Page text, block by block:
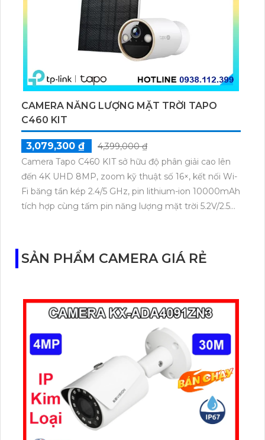
CAMERA NĂNG LƯỢNG MẶT TRỜI TAPO
C460 KIT
3,079,300 ₫
4,399,000 ₫
Camera Tapo C460 KIT sở hữu độ phân giải cao lên
đến 4K UHD 8MP, zoom kỹ thuật số 16×, kết nối Wi-
Fi băng tần kép 2.4/5 GHz, pin lithium-ion 10000mAh
tích hợp cùng tấm pin năng lượng mặt trời 5.2V/2.5W.
SẢN PHẨM CAMERA GIÁ RẺ